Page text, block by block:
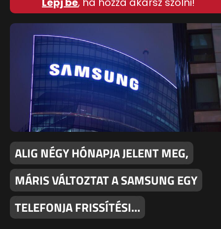
ALIG NÉGY HÓNAPJA JELENT MEG,
MÁRIS VÁLTOZTAT A SAMSUNG EGY
TELEFONJA FRISSÍTÉSI…